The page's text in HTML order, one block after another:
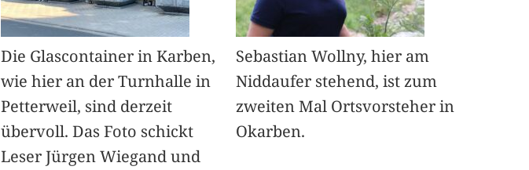
Die Glascontainer in Karben,
wie hier an der Turnhalle in
Petterweil, sind derzeit
übervoll. Das Foto schickt
Leser Jürgen Wiegand und
Sebastian Wollny, hier am
Niddaufer stehend, ist zum
zweiten Mal Ortsvorsteher in
Okarben.